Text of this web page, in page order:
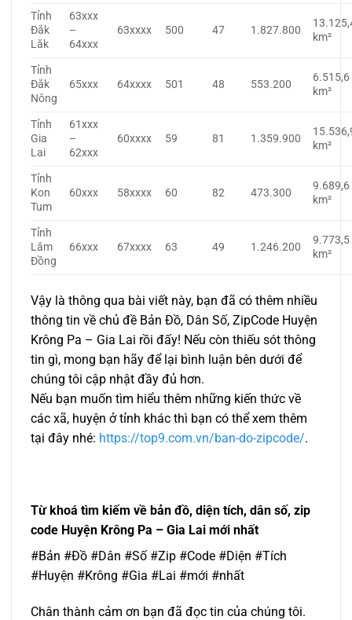
Tỉnh
Đắk
Lăk
63xxx
–
64xxx
63xxxx 500 47 1.827.800
km²
Tỉnh
Đắk
Nông
65xxx 64xxxx 501 48 553.200
6.515,6
km²
Tỉnh
Gia
Lai
61xxx
–
62xxx
60xxxx 59 81 1.359.900
km²
Tỉnh
Kon
Tum
60xxx 58xxxx 60 82 473.300
9.689,6
km²
Tỉnh
Lâm
Đồng
66xxx 67xxxx 63 49 1.246.200
9.773,5
km²
Vậy là thông qua bài viết này, bạn đã có thêm nhiều
thông tin về chủ đề Bản Đồ, Dân Số, ZipCode Huyện
Krông Pa – Gia Lai rồi đấy! Nếu còn thiếu sót thông
tin gì, mong bạn hãy để lại bình luận bên dưới để
chúng tôi cập nhật đầy đủ hơn.
Nếu bạn muốn tìm hiểu thêm những kiến thức về
các xã, huyện ở tỉnh khác thì bạn có thể xem thêm
tại đây nhé: https://top9.com.vn/ban-do-zipcode/.
Từ khoá tìm kiếm về bản đồ, diện tích, dân số, zip
code Huyện Krông Pa – Gia Lai mới nhất
#Bản #Đồ #Dân #Số #Zip #Code #Diện #Tích
#Huyện #Krông #Gia #Lai #mới #nhất
Chân thành cảm ơn bạn đã đọc tin của chúng tôi.